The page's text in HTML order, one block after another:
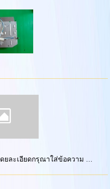
ยละเอียดกรุณาใส่ข้อความ …